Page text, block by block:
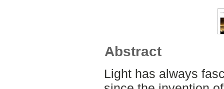
Abstract
Light has always